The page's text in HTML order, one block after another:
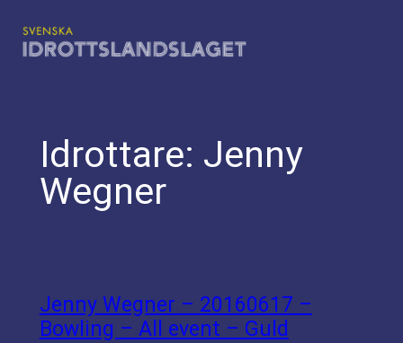
till
Idrottare: Jenny
Wegner
Jenny Wegner – 20160617 –
Bowling – All event – Guld